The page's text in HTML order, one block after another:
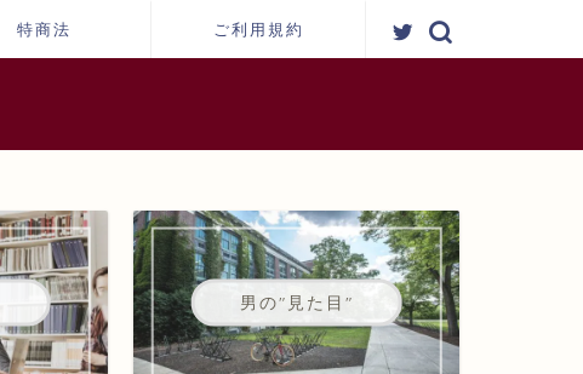
特商法 ご利用規約
男の"見た目"